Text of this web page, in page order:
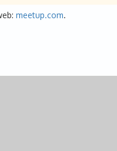
meetup.com.